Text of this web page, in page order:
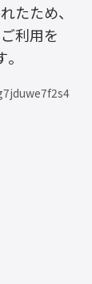
たため、
利用を